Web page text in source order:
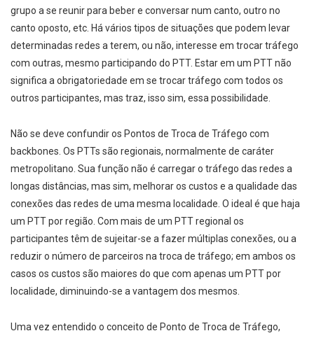
grupo a se reunir para beber e conversar num canto, outro no
canto oposto, etc. Há vários tipos de situações que podem levar
determinadas redes a terem, ou não, interesse em trocar tráfego
com outras, mesmo participando do PTT. Estar em um PTT não
significa a obrigatoriedade em se trocar tráfego com todos os
outros participantes, mas traz, isso sim, essa possibilidade.
Não se deve confundir os Pontos de Troca de Tráfego com
backbones. Os PTTs são regionais, normalmente de caráter
metropolitano. Sua função não é carregar o tráfego das redes a
longas distâncias, mas sim, melhorar os custos e a qualidade das
conexões das redes de uma mesma localidade. O ideal é que haja
um PTT por região. Com mais de um PTT regional os
participantes têm de sujeitar-se a fazer múltiplas conexões, ou a
reduzir o número de parceiros na troca de tráfego; em ambos os
casos os custos são maiores do que com apenas um PTT por
localidade, diminuindo-se a vantagem dos mesmos.
Uma vez entendido o conceito de Ponto de Troca de Tráfego,